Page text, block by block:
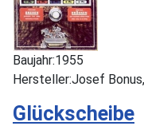
Baujahr:1955
Hersteller:Josef
Glückscheibe